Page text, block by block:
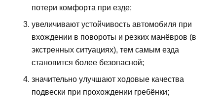
потери комфорта при езде;
увеличивают устойчивость автомобиля при
вхождении в повороты и резких манёвров (в
экстренных ситуациях), тем самым езда
становится более безопасной;
значительно улучшают ходовые качества
подвески при прохождении гребёнки;